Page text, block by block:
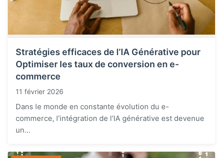
Stratégies efficaces de l’IA Générative pour
Optimiser les taux de conversion en e-
commerce
11 février 2026
Dans le monde en constante évolution du e-
commerce, l’intégration de l’IA générative est devenue
un...